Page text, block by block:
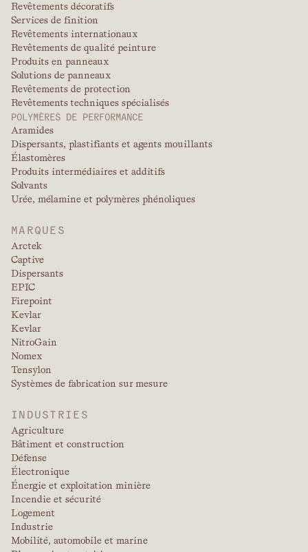
Revêtements décoratifs
Services de finition
Revêtements internationaux
Revêtements de qualité peinture
Produits en panneaux
Solutions de panneaux
Revêtements de protection
Revêtements techniques spécialisés
POLYMÈRES DE PERFORMANCE
Aramides
Dispersants, plastifiants et agents mouillants
Élastomères
Produits intermédiaires et additifs
Solvants
Urée, mélamine et polymères phénoliques
MARQUES
Arctek
Captive
Dispersants
EPIC
Firepoint
Kevlar
Kevlar
NitroGain
Nomex
Tensylon
Systèmes de fabrication sur mesure
INDUSTRIES
Agriculture
Bâtiment et construction
Défense
Électronique
Énergie et exploitation minière
Incendie et sécurité
Logement
Industrie
Mobilité, automobile et marine